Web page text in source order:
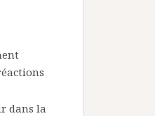
dans la